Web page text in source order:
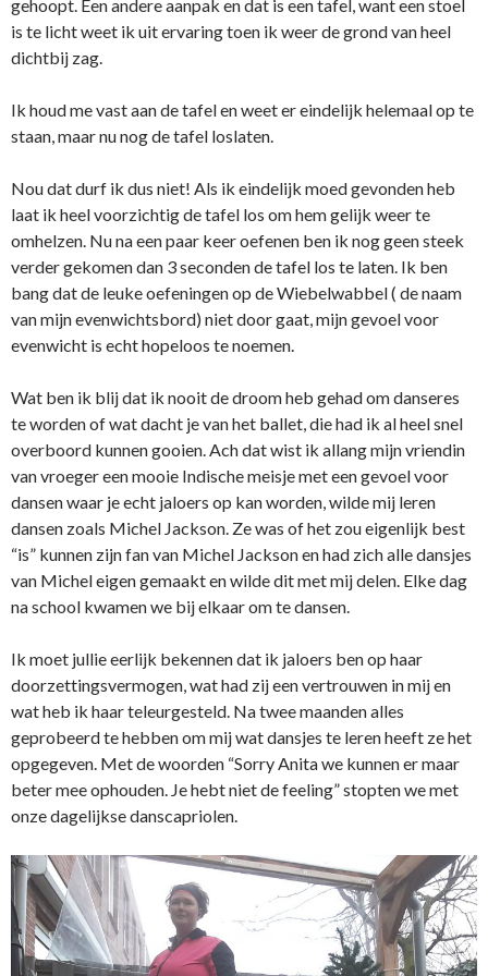
gehoopt. Een andere aanpak en dat is een tafel, want een stoel
is te licht weet ik uit ervaring toen ik weer de grond van heel
dichtbij zag.
Ik houd me vast aan de tafel en weet er eindelijk helemaal op te
staan, maar nu nog de tafel loslaten.
Nou dat durf ik dus niet! Als ik eindelijk moed gevonden heb
laat ik heel voorzichtig de tafel los om hem gelijk weer te
omhelzen. Nu na een paar keer oefenen ben ik nog geen steek
verder gekomen dan 3 seconden de tafel los te laten. Ik ben
bang dat de leuke oefeningen op de Wiebelwabbel ( de naam
van mijn evenwichtsbord) niet door gaat, mijn gevoel voor
evenwicht is echt hopeloos te noemen.
Wat ben ik blij dat ik nooit de droom heb gehad om danseres
te worden of wat dacht je van het ballet, die had ik al heel snel
overboord kunnen gooien. Ach dat wist ik allang mijn vriendin
van vroeger een mooie Indische meisje met een gevoel voor
dansen waar je echt jaloers op kan worden, wilde mij leren
dansen zoals Michel Jackson. Ze was of het zou eigenlijk best
“is” kunnen zijn fan van Michel Jackson en had zich alle dansjes
van Michel eigen gemaakt en wilde dit met mij delen. Elke dag
na school kwamen we bij elkaar om te dansen.
Ik moet jullie eerlijk bekennen dat ik jaloers ben op haar
doorzettingsvermogen, wat had zij een vertrouwen in mij en
wat heb ik haar teleurgesteld. Na twee maanden alles
geprobeerd te hebben om mij wat dansjes te leren heeft ze het
opgegeven. Met de woorden “Sorry Anita we kunnen er maar
beter mee ophouden. Je hebt niet de feeling” stopten we met
onze dagelijkse danscapriolen.